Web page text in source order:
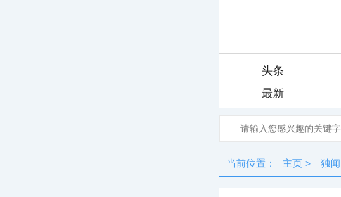
头条
最新
当前位置： 主页 > 独闻